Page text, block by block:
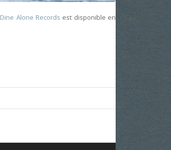
Dine Alone Records est disponible en